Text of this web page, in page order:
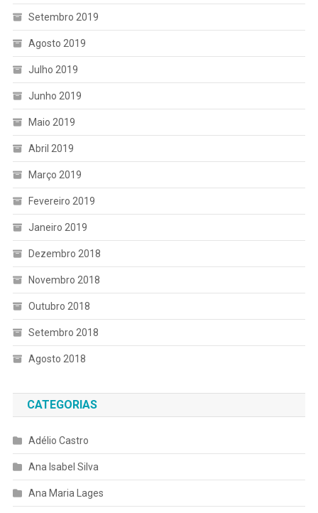
Setembro 2019
Agosto 2019
Julho 2019
Junho 2019
Maio 2019
Abril 2019
Março 2019
Fevereiro 2019
Janeiro 2019
Dezembro 2018
Novembro 2018
Outubro 2018
Setembro 2018
Agosto 2018
CATEGORIAS
Adélio Castro
Ana Isabel Silva
Ana Maria Lages